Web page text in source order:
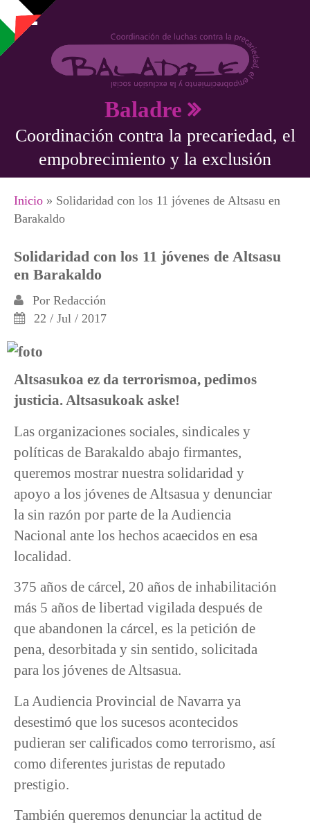
Pasar al contenido principal
Baladre
Coordinación contra la precariedad, el
empobrecimiento y la exclusión
Se encuentra usted aquí
Inicio » Solidaridad con los 11 jóvenes de Altsasu en
Barakaldo
Solidaridad con los 11 jóvenes de Altsasu
en Barakaldo
Por Redacción
22 / Jul / 2017
Altsasukoa ez da terrorismoa, pedimos
justicia. Altsasukoak aske!
Las organizaciones sociales, sindicales y
políticas de Barakaldo abajo firmantes,
queremos mostrar nuestra solidaridad y
apoyo a los jóvenes de Altsasua y denunciar
la sin razón por parte de la Audiencia
Nacional ante los hechos acaecidos en esa
localidad.
375 años de cárcel, 20 años de inhabilitación
más 5 años de libertad vigilada después de
que abandonen la cárcel, es la petición de
pena, desorbitada y sin sentido, solicitada
para los jóvenes de Altsasua.
La Audiencia Provincial de Navarra ya
desestimó que los sucesos acontecidos
pudieran ser calificados como terrorismo, así
como diferentes juristas de reputado
prestigio.
También queremos denunciar la actitud de